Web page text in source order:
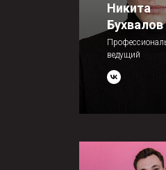
Никита
Бухвалов
ведущий